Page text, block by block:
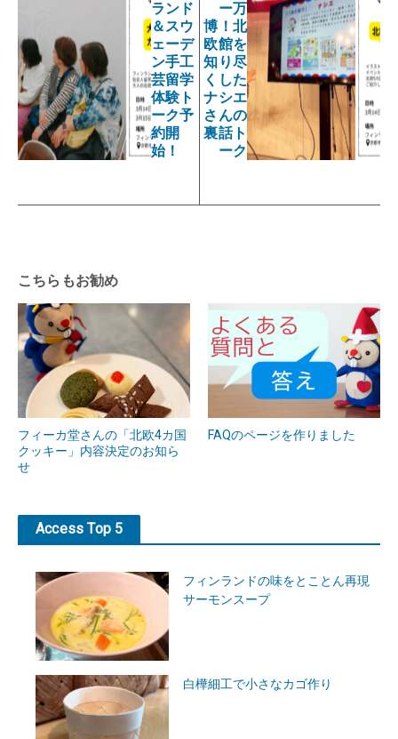
ランド
＆スウ
ェーデ
ン手工
芸留学
体験ト
ーク予
約開
始！
ー万
博！北
欧館を
知り尽
くした
ナシエ
さんの
裏話ト
ーク
こちらもお勧め
フィーカ堂さんの「北欧4カ国
クッキー」内容決定のお知ら
せ
FAQのページを作りました
Access Top 5
フィンランドの味をとことん再現
サーモンスープ
白樺細工で小さなカゴ作り